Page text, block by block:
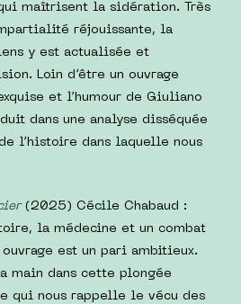
maîtrisent la sidération. Très
réjouissante, la
y est actualisée et
Loin d’être un ouvrage
et l’humour de Giuliano
dans une analyse disséquée
l’histoire dans laquelle nous
(2025) Cécile Chabaud :
la médecine et un combat
est un pari ambitieux.
main dans cette plongée
qui nous rappelle le vécu des